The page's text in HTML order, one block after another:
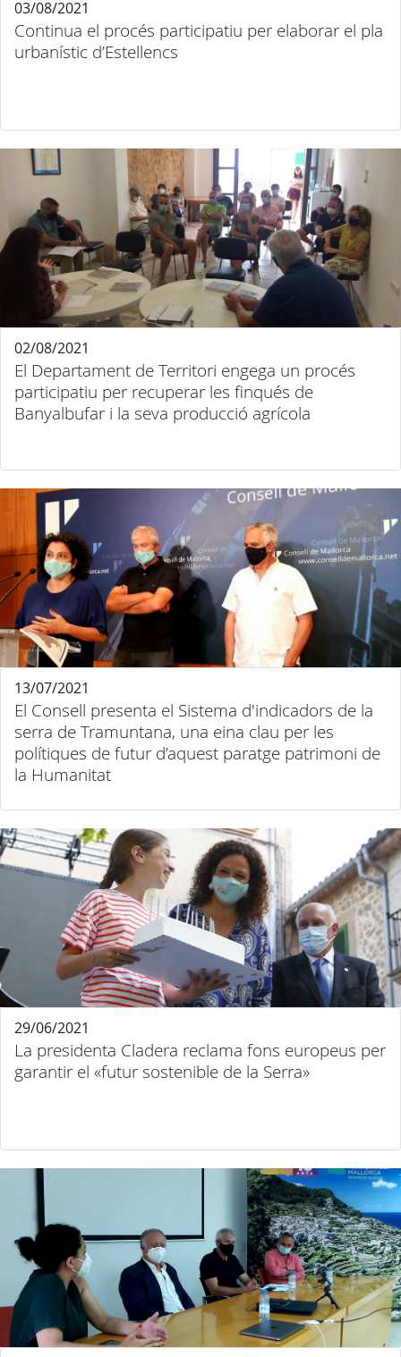
Continua el procés participatiu per elaborar el pla
urbanístic d’Estellencs
03/08/2021
El Departament de Territori engega un procés
participatiu per recuperar les finqués de
Banyalbufar i la seva producció agrícola
02/08/2021
El Consell presenta el Sistema d'indicadors de la
serra de Tramuntana, una eina clau per les
polítiques de futur d’aquest paratge patrimoni de
la Humanitat
13/07/2021
La presidenta Cladera reclama fons europeus per
garantir el «futur sostenible de la Serra»
29/06/2021